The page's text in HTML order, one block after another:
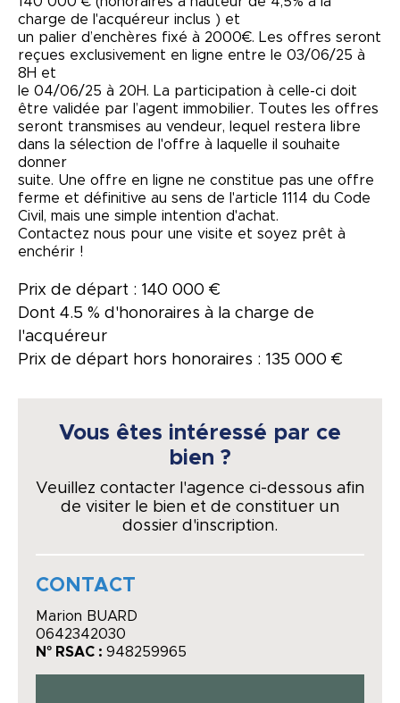
charge de l'acquéreur inclus ) et
un palier d’enchères fixé à 2000€. Les offres seront
reçues exclusivement en ligne entre le 03/06/25 à
8H et
le 04/06/25 à 20H. La participation à celle-ci doit
être validée par l’agent immobilier. Toutes les offres
seront transmises au vendeur, lequel restera libre
dans la sélection de l'offre à laquelle il souhaite
donner
suite. Une offre en ligne ne constitue pas une offre
ferme et définitive au sens de l'article 1114 du Code
Civil, mais une simple intention d'achat.
Contactez nous pour une visite et soyez prêt à
enchérir !
Prix de départ : 140 000 €
Dont 4.5 % d'honoraires à la charge de
l'acquéreur
Prix de départ hors honoraires : 135 000 €
Vous êtes intéressé par ce
bien ?
Veuillez contacter l'agence ci-dessous afin
de visiter le bien et de constituer un
dossier d'inscription.
CONTACT
Marion BUARD
0642342030
N° RSAC : 948259965